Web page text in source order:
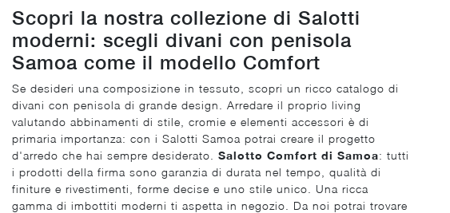
Scopri la nostra collezione di Salotti
moderni: scegli divani con penisola
Samoa come il modello Comfort
Se desideri una composizione in tessuto, scopri un ricco catalogo di
divani con penisola di grande design. Arredare il proprio living
valutando abbinamenti di stile, cromie e elementi accessori è di
primaria importanza: con i Salotti Samoa potrai creare il progetto
d'arredo che hai sempre desiderato. Salotto Comfort di Samoa: tutti
i prodotti della firma sono garanzia di durata nel tempo, qualità di
finiture e rivestimenti, forme decise e uno stile unico. Una ricca
gamma di imbottiti moderni ti aspetta in negozio. Da noi potrai trovare